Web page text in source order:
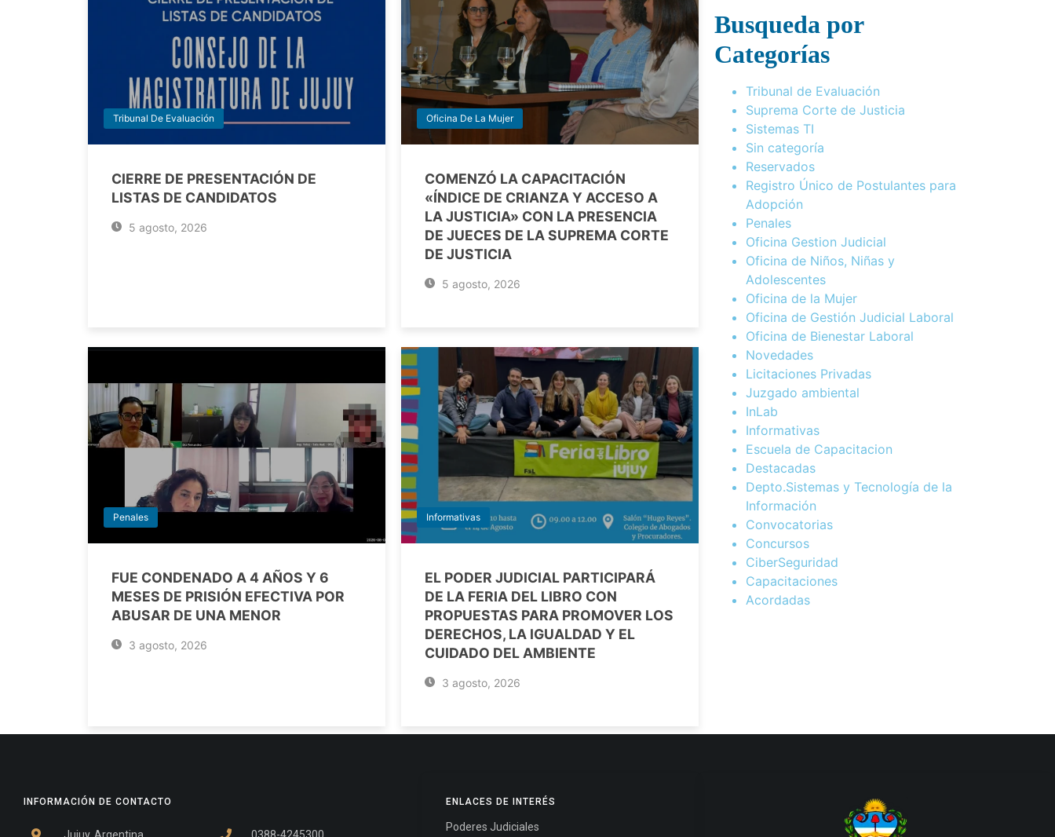
Tribunal De Evaluación
CIERRE DE PRESENTACIÓN DE
LISTAS DE CANDIDATOS
5 agosto, 2026
Oficina De La Mujer
COMENZÓ LA CAPACITACIÓN
«ÍNDICE DE CRIANZA Y ACCESO A
LA JUSTICIA» CON LA PRESENCIA
DE JUECES DE LA SUPREMA CORTE
DE JUSTICIA
5 agosto, 2026
Penales
FUE CONDENADO A 4 AÑOS Y 6
MESES DE PRISIÓN EFECTIVA POR
ABUSAR DE UNA MENOR
3 agosto, 2026
Informativas
EL PODER JUDICIAL PARTICIPARÁ
DE LA FERIA DEL LIBRO CON
PROPUESTAS PARA PROMOVER LOS
DERECHOS, LA IGUALDAD Y EL
CUIDADO DEL AMBIENTE
3 agosto, 2026
Busqueda por
Categorías
Tribunal de Evaluación
Suprema Corte de Justicia
Sistemas TI
Sin categoría
Reservados
Registro Único de Postulantes para
Adopción
Penales
Oficina Gestion Judicial
Oficina de Niños, Niñas y
Adolescentes
Oficina de la Mujer
Oficina de Gestión Judicial Laboral
Oficina de Bienestar Laboral
Novedades
Licitaciones Privadas
Juzgado ambiental
InLab
Informativas
Escuela de Capacitacion
Destacadas
Depto.Sistemas y Tecnología de la
Información
Convocatorias
Concursos
CiberSeguridad
Capacitaciones
Acordadas
INFORMACIÓN DE CONTACTO
Jujuy, Argentina 0388-4245300
ENLACES DE INTERÉS
Poderes Judiciales